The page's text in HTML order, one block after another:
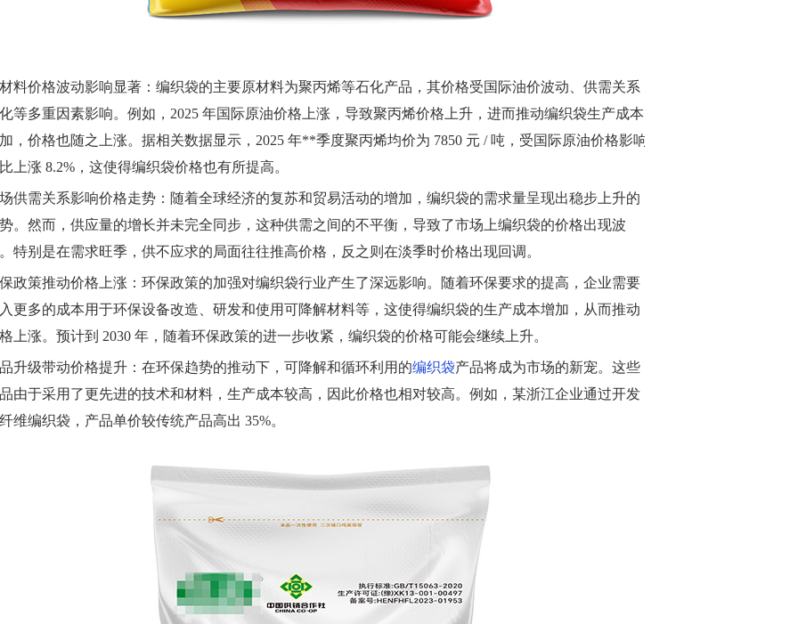
料价格波动影响显著：编织袋的主要原材料为聚丙烯等石化产品，其价格受国际油价波动、供需关系
等多重因素影响。例如，2025 年国际原油价格上涨，导致聚丙烯价格上升，进而推动编织袋生产成本
，价格也随之上涨。据相关数据显示，2025 年**季度聚丙烯均价为 7850 元 / 吨，受国际原油价格影响
上涨 8.2%，这使得编织袋价格也有所提高。
供需关系影响价格走势：随着全球经济的复苏和贸易活动的增加，编织袋的需求量呈现出稳步上升的
。然而，供应量的增长并未完全同步，这种供需之间的不平衡，导致了市场上编织袋的价格出现波
特别是在需求旺季，供不应求的局面往往推高价格，反之则在淡季时价格出现回调。
政策推动价格上涨：环保政策的加强对编织袋行业产生了深远影响。随着环保要求的提高，企业需要
更多的成本用于环保设备改造、研发和使用可降解材料等，这使得编织袋的生产成本增加，从而推动
上涨。预计到 2030 年，随着环保政策的进一步收紧，编织袋的价格可能会继续上升。
升级带动价格提升：在环保趋势的推动下，可降解和循环利用的编织袋产品将成为市场的新宠。这些
由于采用了更先进的技术和材料，生产成本较高，因此价格也相对较高。例如，某浙江企业通过开发
维编织袋，产品单价较传统产品高出 35%。